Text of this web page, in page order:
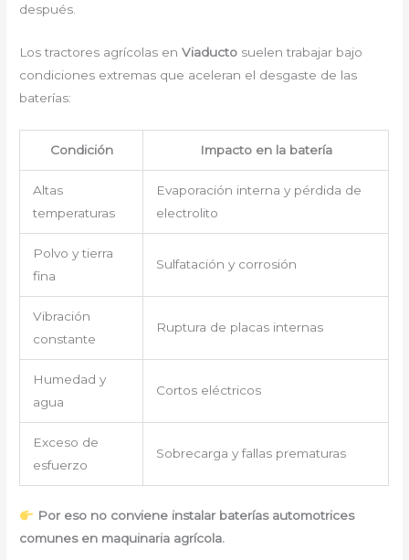
después.
Los tractores agrícolas enViaducto suelen trabajar bajo
condiciones extremas que aceleran el desgaste de las
baterías:
Condición Impacto en la batería
Altas
temperaturas
Evaporación interna y pérdida de
electrolito
Polvo y tierra
fina
Sulfatación y corrosión
Vibración
constante
Ruptura de placas internas
Humedad y
agua
Cortos eléctricos
Exceso de
esfuerzo
Sobrecarga y fallas prematuras
Por eso no conviene instalar baterías automotrices
comunes en maquinaria agrícola.